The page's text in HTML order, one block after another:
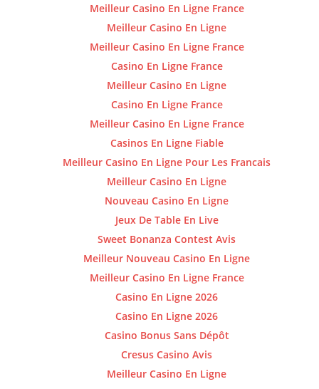
Meilleur Casino En Ligne France
Meilleur Casino En Ligne
Meilleur Casino En Ligne France
Casino En Ligne France
Meilleur Casino En Ligne
Casino En Ligne France
Meilleur Casino En Ligne France
Casinos En Ligne Fiable
Meilleur Casino En Ligne Pour Les Francais
Meilleur Casino En Ligne
Nouveau Casino En Ligne
Jeux De Table En Live
Sweet Bonanza Contest Avis
Meilleur Nouveau Casino En Ligne
Meilleur Casino En Ligne France
Casino En Ligne 2026
Casino En Ligne 2026
Casino Bonus Sans Dépôt
Cresus Casino Avis
Meilleur Casino En Ligne